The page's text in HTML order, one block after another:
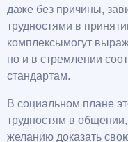
даже без причины,
трудностями в
комплексымогут
но и в стремлении
стандартам.
В социальном плане
трудностям в
желанию доказать